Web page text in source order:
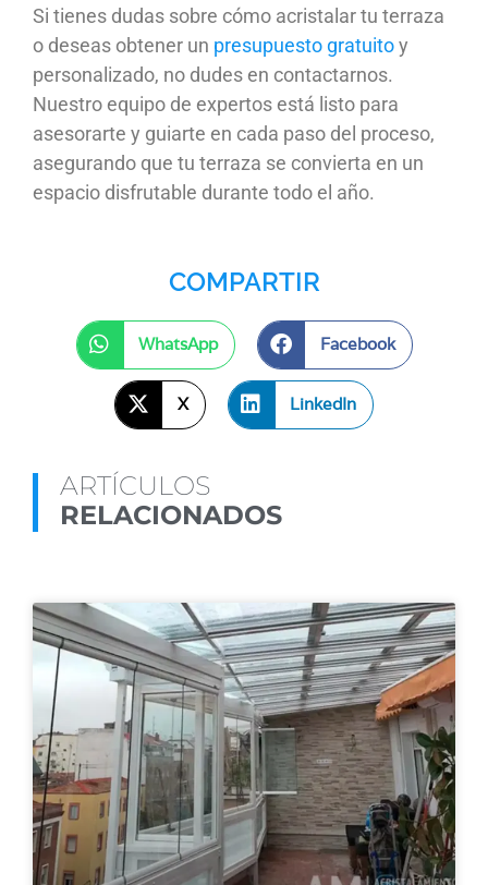
Si tienes dudas sobre cómo acristalar tu terraza
o deseas obtener un presupuesto gratuitoy
personalizado, no dudes en contactarnos.
Nuestro equipo de expertos está listo para
asesorarte y guiarte en cada paso del proceso,
asegurando que tu terraza se convierta en un
espacio disfrutable durante todo el año.
COMPARTIR
WhatsApp Facebook
X LinkedIn
ARTÍCULOS
RELACIONADOS